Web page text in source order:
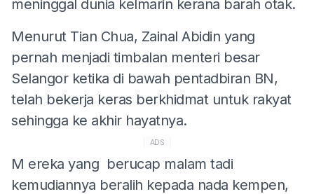
meninggal dunia kelmarin kerana barah otak.
Menurut Tian Chua, Zainal Abidin yang
pernah menjadi timbalan menteri besar
Selangor ketika di bawah pentadbiran BN,
telah bekerja keras berkhidmat untuk rakyat
sehingga ke akhir hayatnya.
ADS
M ereka yang berucap malam tadi
kemudiannya beralih kepada nada kempen,